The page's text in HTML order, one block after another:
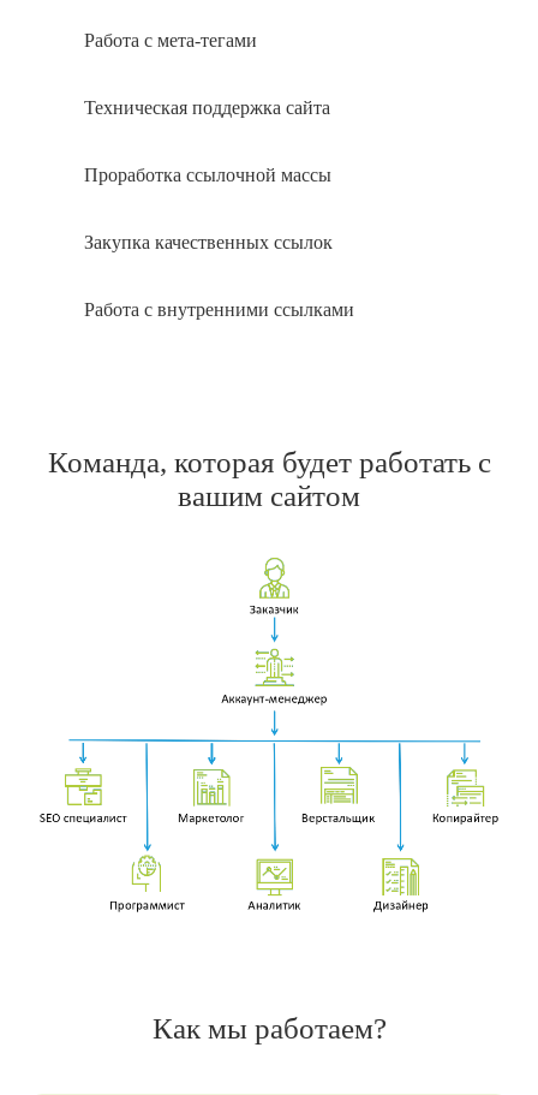
Работа с мета-тегами
Техническая поддержка сайта
Проработка ссылочной массы
Закупка качественных ссылок
Работа с внутренними ссылками
Команда, которая будет работать с
вашим сайтом
Как мы работаем?